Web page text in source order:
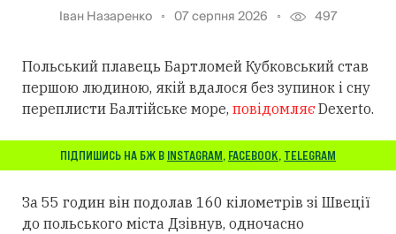
Іван Назаренко 07 серпня 2026 497
Польський плавець Бартломей Кубковський став
першою людиною, якій вдалося без зупинок і сну
переплисти Балтійське море, повідомляєDexerto.
ПІДПИШИСЬ НА БЖ В INSTAGRAM, FACEBOOK, TELEGRAM
За 55 годин він подолав 160 кілометрів зі Швеції
до польського міста Дзівнув, одночасно